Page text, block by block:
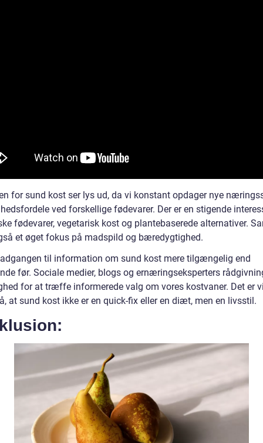
for sund kost ser lys ud, da vi konstant opdager nye
ved forskellige fødevarer. Der er en stigende
fødevarer, vegetarisk kost og plantebaserede alternativer.
et øget fokus på madspild og bæredygtighed.
til information om sund kost mere tilgængelig end
før. Sociale medier, blogs og ernæringseksperters
for at træffe informerede valg om vores kostvaner. Det er
at sund kost ikke er en quick-fix eller en diæt, men en livsstil.